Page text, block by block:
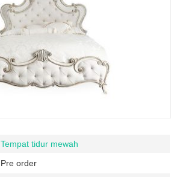
Tempat tidur mewah
Pre order